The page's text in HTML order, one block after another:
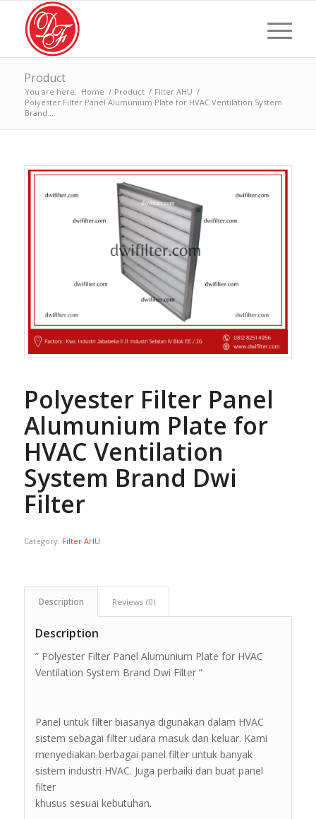
Product
You are here: Home / Product / Filter AHU /
Polyester Filter Panel Alumunium Plate for HVAC Ventilation System
Brand...
Polyester Filter Panel
Alumunium Plate for
HVAC Ventilation
System Brand Dwi
Filter
Category: Filter AHU
Description Reviews (0)
Description
” Polyester Filter Panel Alumunium Plate for HVAC
Ventilation System Brand Dwi Filter ”
Panel untuk filter biasanya digunakan dalam HVAC
sistem sebagai filter udara masuk dan keluar. Kami
menyediakan berbagai panel filter untuk banyak
sistem industri HVAC. Juga perbaiki dan buat panel
filter
khusus sesuai kebutuhan.